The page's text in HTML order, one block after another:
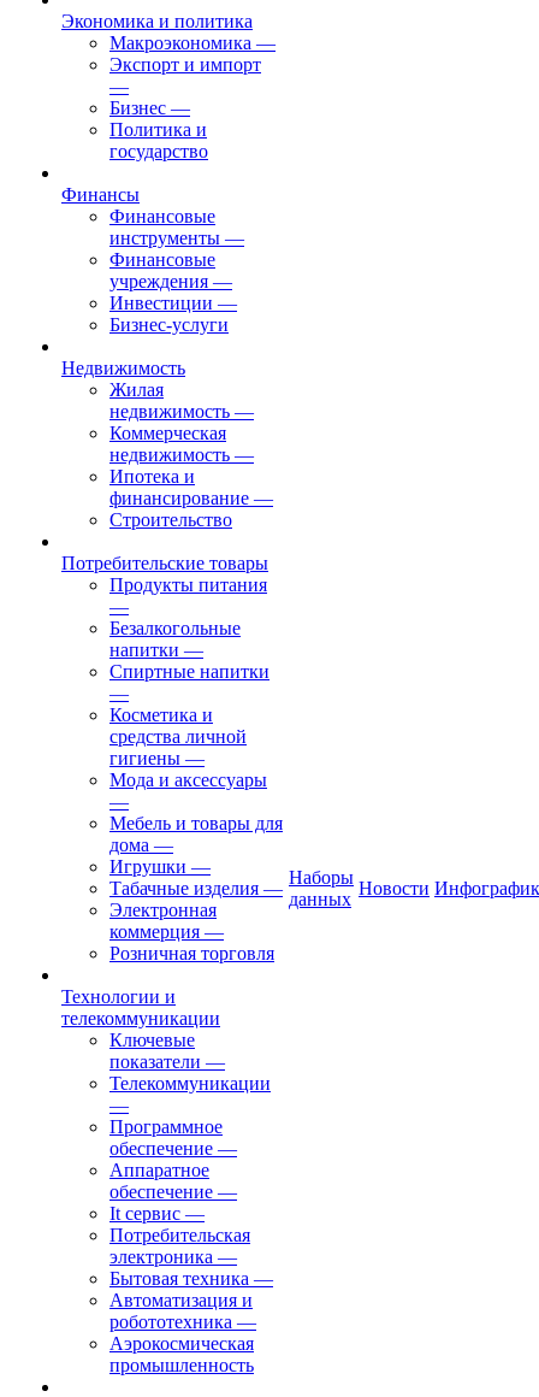
Экономика и политика
Макроэкономика —
Экспорт и импорт
—
Бизнес —
Политика и
государство
Финансы
Финансовые
инструменты —
Финансовые
учреждения —
Инвестиции —
Бизнес-услуги
Недвижимость
Жилая
недвижимость —
Коммерческая
недвижимость —
Ипотека и
финансирование —
Строительство
Потребительские товары
Продукты питания
—
Безалкогольные
напитки —
Спиртные напитки
—
Косметика и
средства личной
гигиены —
Мода и аксессуары
—
Мебель и товары для
дома —
Игрушки —
Табачные изделия —
Электронная
коммерция —
Розничная торговля
Технологии и
телекоммуникации
Ключевые
показатели —
Телекоммуникации
—
Программное
обеспечение —
Аппаратное
обеспечение —
It сервис —
Потребительская
электроника —
Бытовая техника —
Автоматизация и
робототехника —
Аэрокосмическая
промышленность
Наборы
данных
Новости